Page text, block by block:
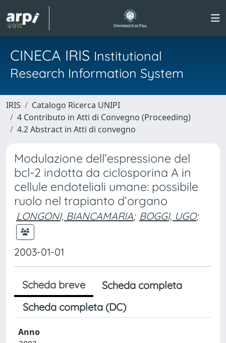
CINECA IRIS Institutional
Research Information System
IRIS
Catalogo Ricerca UNIPI
4 Contributo in Atti di Convegno (Proceeding)
4.2 Abstract in Atti di convegno
Modulazione dell’espressione del
bcl-2 indotta da ciclosporina A in
cellule endoteliali umane: possibile
ruolo nel trapianto d’organo
LONGONI, BIANCAMARIA; BOGGI, UGO;
2003-01-01
Scheda breve
Scheda completa
Scheda completa (DC)
Anno